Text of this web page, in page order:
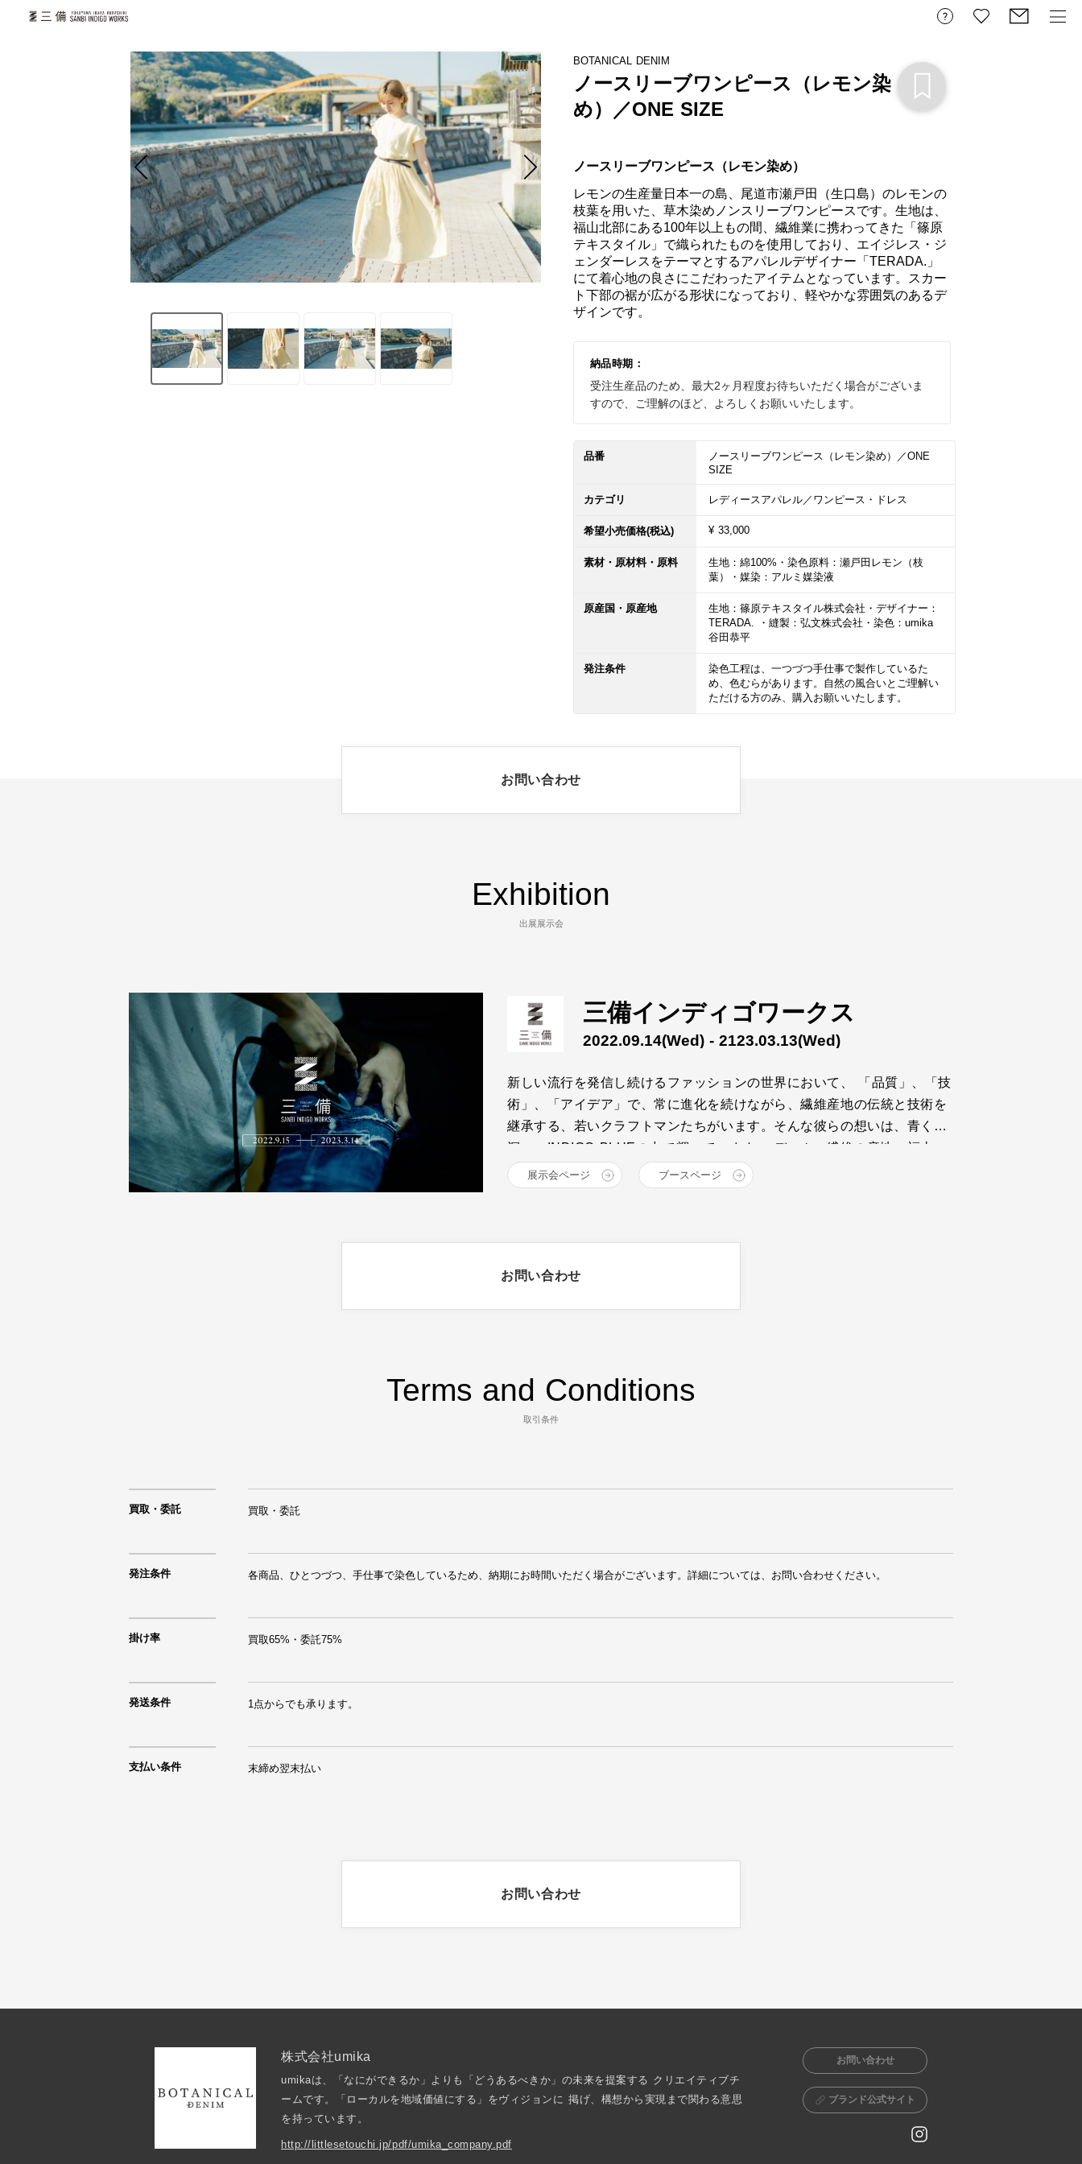
BOTANICAL DENIM
ノースリーブワンピース（レモン染
め）／ONE SIZE
ノースリーブワンピース（レモン染め）
レモンの生産量日本一の島、尾道市瀬戸田（生口島）のレモンの
枝葉を用いた、草木染めノンスリーブワンピースです。生地は、
福山北部にある100年以上もの間、繊維業に携わってきた「篠原
テキスタイル」で織られたものを使用しており、エイジレス・ジ
ェンダーレスをテーマとするアパレルデザイナー「TERADA.」
にて着心地の良さにこだわったアイテムとなっています。スカー
ト下部の裾が広がる形状になっており、軽やかな雰囲気のあるデ
ザインです。
納品時期：
受注生産品のため、最大2ヶ月程度お待ちいただく場合がございま
すので、ご理解のほど、よろしくお願いいたします。
品番
ノースリーブワンピース（レモン染め）／ONE
SIZE
カテゴリ レディースアパレル／ワンピース・ドレス
希望小売価格(税込) ¥ 33,000
素材・原材料・原料
生地：綿100%・染色原料：瀬戸田レモン（枝
葉）・媒染：アルミ媒染液
原産国・原産地
生地：篠原テキスタイル株式会社・デザイナー：
TERADA. ・縫製：弘文株式会社・染色：umika
谷田恭平
発注条件
染色工程は、一つづつ手仕事で製作しているた
め、色むらがあります。自然の風合いとご理解い
ただける方のみ、購入お願いいたします。
お問い合わせ
Exhibition
出展展示会
三備インディゴワークス
2022.09.14(Wed) - 2123.03.13(Wed)
新しい流行を発信し続けるファッションの世界において、 「品質」、「技
術」、「アイデア」で、常に進化を続けながら、繊維産地の伝統と技術を
継承する、若いクラフトマンたちがいます。そんな彼らの想いは、青く、
深い、INDIGO BLUEの中で輝いています。 デニム・繊維の産地、福山、
井原、倉敷エリアの14ブランドが、クラフトマンシップ溢れるものづくり
をお届けします。
展示会ページ ブースページ
お問い合わせ
Terms and Conditions
取引条件
買取・委託 買取・委託
発注条件 各商品、ひとつづつ、手仕事で染色しているため、納期にお時間いただく場合がございます。詳細については、お問い合わせください。
掛け率 買取65%・委託75%
発送条件 1点からでも承ります。
支払い条件 末締め翌末払い
お問い合わせ
株式会社umika
umikaは、「なにができるか」よりも「どうあるべきか」の未来を提案する クリエイティブチ
ームです。「ローカルを地域価値にする」をヴィジョンに 掲げ、構想から実現まで関わる意思
を持っています。
http://littlesetouchi.jp/pdf/umika_company.pdf
お問い合わせ
ブランド公式サイト